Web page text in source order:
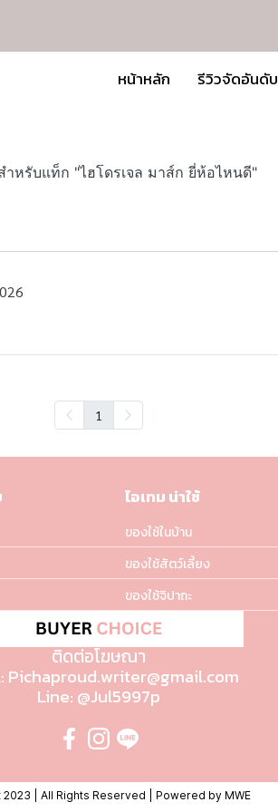
หน้าหลัก รีวิวจัดอันดับ
ำหรับแท็ก "ไฮโดรเจล มาส์ก ยี่ห้อไหนดี"
1
ไอเทม น่าใช้
ของใช้ในบ้าน
ของใช้สัตว์เลี้ยง
ของใช้จิปาถะ
ติดต่อโฆษณา
Pichaproud.writer@gmail.com
Line: @Jul5997p
| All Rights Reserved | Powered by MWE